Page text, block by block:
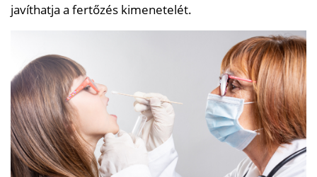
javíthatja a fertőzés kimenetelét.